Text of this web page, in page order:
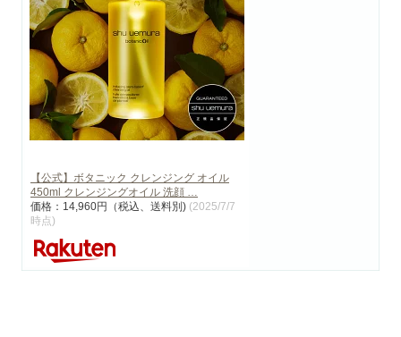
【公式】ボタニック クレンジング オイル
450ml クレンジングオイル 洗顔 …
価格：14,960円（税込、送料別) (2025/7/7
時点)